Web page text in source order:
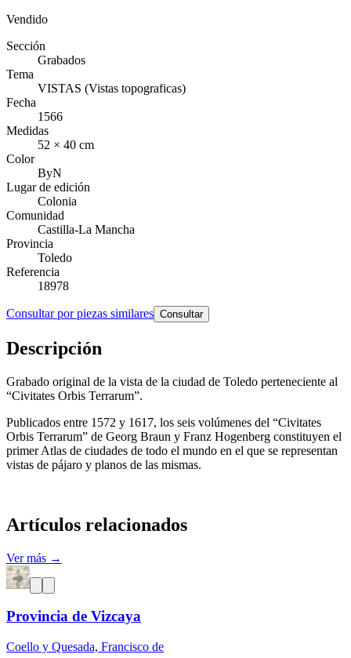
Vendido
Sección
Grabados
Tema
VISTAS (Vistas topograficas)
Fecha
1566
Medidas
52 × 40 cm
Color
ByN
Lugar de edición
Colonia
Comunidad
Castilla-La Mancha
Provincia
Toledo
Referencia
18978
Consultar por piezas similares Consultar
Descripción
Grabado original de la vista de la ciudad de Toledo perteneciente al
“Civitates Orbis Terrarum”.
Publicados entre 1572 y 1617, los seis volúmenes del “Civitates
Orbis Terrarum” de Georg Braun y Franz Hogenberg constituyen el
primer Atlas de ciudades de todo el mundo en el que se representan
vistas de pájaro y planos de las mismas.
Artículos relacionados
Ver más →
Provincia de Vizcaya
Coello y Quesada, Francisco de